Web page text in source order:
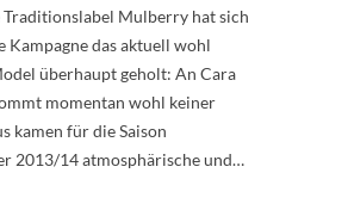
Traditionslabel Mulberry hat sich
Kampagne das aktuell wohl
überhaupt geholt: An Cara
momentan wohl keiner
kamen für die Saison
2013/14 atmosphärische und…